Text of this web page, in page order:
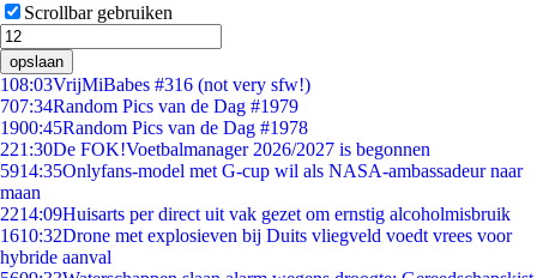
Scrollbar gebruiken
opslaan
108:03VrijMiBabes #316 (not very sfw!)
707:34Random Pics van de Dag #1979
1900:45Random Pics van de Dag #1978
221:30De FOK!Voetbalmanager 2026/2027 is begonnen
5914:35Onlyfans-model met G-cup wil als NASA-ambassadeur naar
maan
2214:09Huisarts per direct uit vak gezet om ernstig alcoholmisbruik
1610:32Drone met explosieven bij Duits vliegveld voedt vrees voor
hybride aanval